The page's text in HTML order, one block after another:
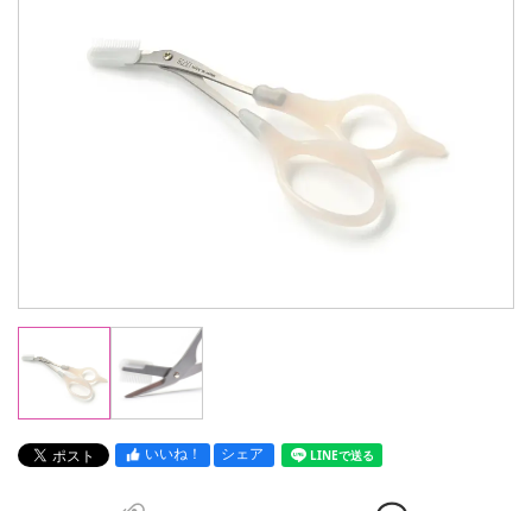
いいね！ シェア LINEで送る